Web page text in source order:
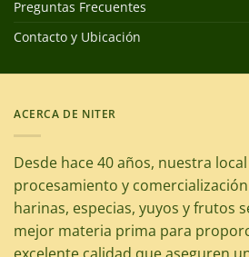
Preguntas Frecuentes
Contacto y Ubicación
ACERCA DE NITER
Desde hace 40 años, nuestra
procesamiento y
harinas, especias, yuyos y frutos
mejor materia prima para